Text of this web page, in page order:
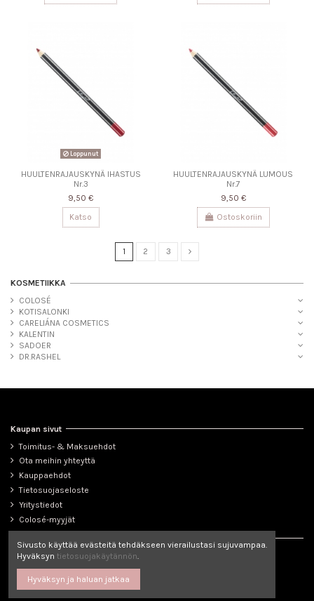
Loppunut
HUULTENRAJAUSKYNÄ IHASTUS
Nr.3
9,50 €
Katso
HUULTENRAJAUSKYNÄ LUMOUS
Nr.7
9,50 €
Ostoskoriin
1 2 3
KOSMETIIKKA
COLOSÉ
KOTISALONKI
CARELIÁNA COSMETICS
KALENTIN
SADOER
DR.RASHEL
Kaupan sivut
Toimitus- & Maksuehdot
Ota meihin yhteyttä
Kauppaehdot
Tietosuojaseloste
Yritystiedot
Colosé-myyjät
Sivusto käyttää evästeitä tehdäkseen vierailustasi sujuvampaa.
Hyväksyn tietosuojakäytännön.
Hyväksyn ja haluan jatkaa